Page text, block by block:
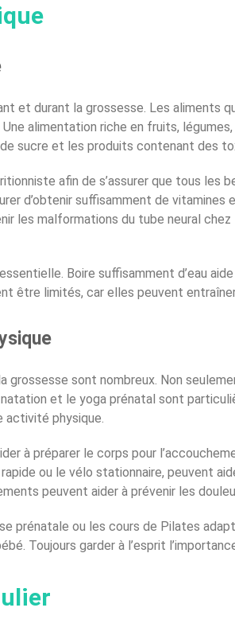
et durant la grossesse. Les aliments
alimentation riche en fruits,
sucre et les produits contenant des
afin de s’assurer que tous les
d’obtenir suffisamment de
les malformations du tube neural
Boire suffisamment d’eau
être limités, car elles peuvent
grossesse sont nombreux. Non
et le yoga prénatal sont
activité physique.
à préparer le corps pour
ou le vélo stationnaire, peuvent
peuvent aider à prévenir les
prénatale ou les cours de Pilates
Toujours garder à l’esprit